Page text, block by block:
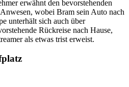
erwähnt den bevorstehenden
wobei Bram sein Auto nach
unterhält sich auch über
Rückreise nach Hause,
als etwas trist erweist.